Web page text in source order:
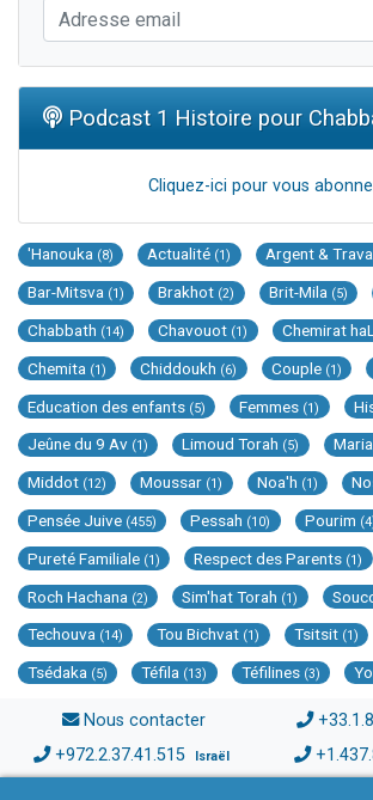
Podcast 1 Histoire pour
Cliquez-ici pour vous
'Hanouka (8) Actualité (1) Argent &
Bar-Mitsva (1) Brakhot (2) Brit-Mila (5)
Chabbath (14) Chavouot (1) Chemirat
Chemita (1) Chiddoukh (6) Couple (1)
Education des enfants (5) Femmes (1)
Jeûne du 9 Av (1) Limoud Torah (5)
Middot (12) Moussar (1) Noa'h (1)
Pensée Juive (455) Pessah (10) Pourim
Pureté Familiale (1) Respect des Parents (1)
Roch Hachana (2) Sim'hat Torah (1)
Techouva (14) Tou Bichvat (1) Tsitsit (1)
Tsédaka (5) Téfila (13) Téfilines (3)
Nous contacter
+972.2.37.41.515 Israël